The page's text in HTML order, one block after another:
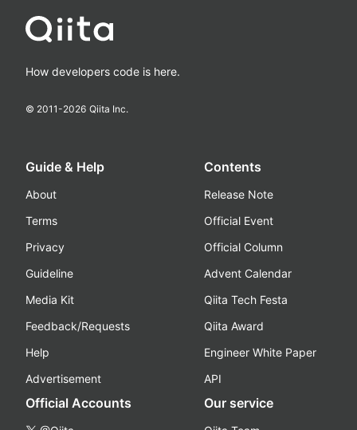
How developers code is here.
© 2011-2026 Qiita Inc.
Guide & Help
About
Terms
Privacy
Guideline
Media Kit
Feedback/Requests
Help
Advertisement
Contents
Release Note
Official Event
Official Column
Advent Calendar
Qiita Tech Festa
Qiita Award
Engineer White Paper
API
Official Accounts Our service